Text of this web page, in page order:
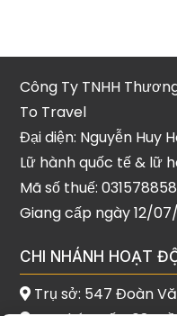
Công Ty TNHH
To Travel
Đại diện: Nguyễn Huy
Lữ hành quốc tế & lữ
Mã số thuế:
Giang cấp ngày 12/
CHI NHÁNH HOẠT
Trụ sở: 547 Đoàn